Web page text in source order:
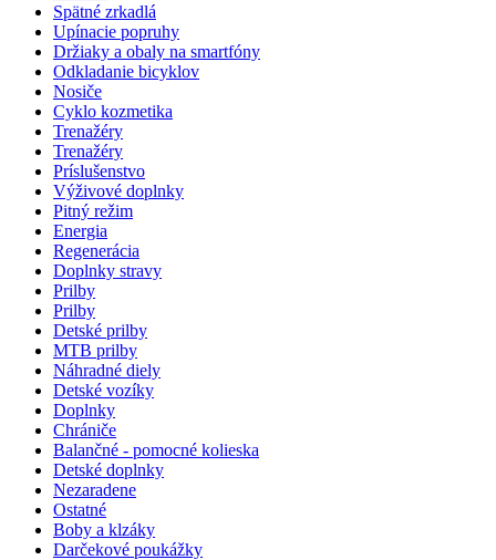
Spätné zrkadlá
Upínacie popruhy
Držiaky a obaly na smartfóny
Odkladanie bicyklov
Nosiče
Cyklo kozmetika
Trenažéry
Trenažéry
Príslušenstvo
Výživové doplnky
Pitný režim
Energia
Regenerácia
Doplnky stravy
Prilby
Prilby
Detské prilby
MTB prilby
Náhradné diely
Detské vozíky
Doplnky
Chrániče
Balančné - pomocné kolieska
Detské doplnky
Nezaradene
Ostatné
Boby a klzáky
Darčekové poukážky